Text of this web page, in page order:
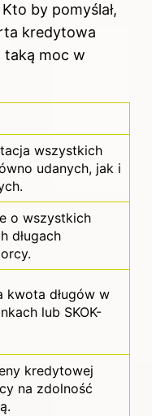
by pomyślał,
kredytowa
taką moc w
wszystkich
udanych, jak i
o wszystkich
długach
kwota długów w
lub SKOK-
kredytowej
na zdolność